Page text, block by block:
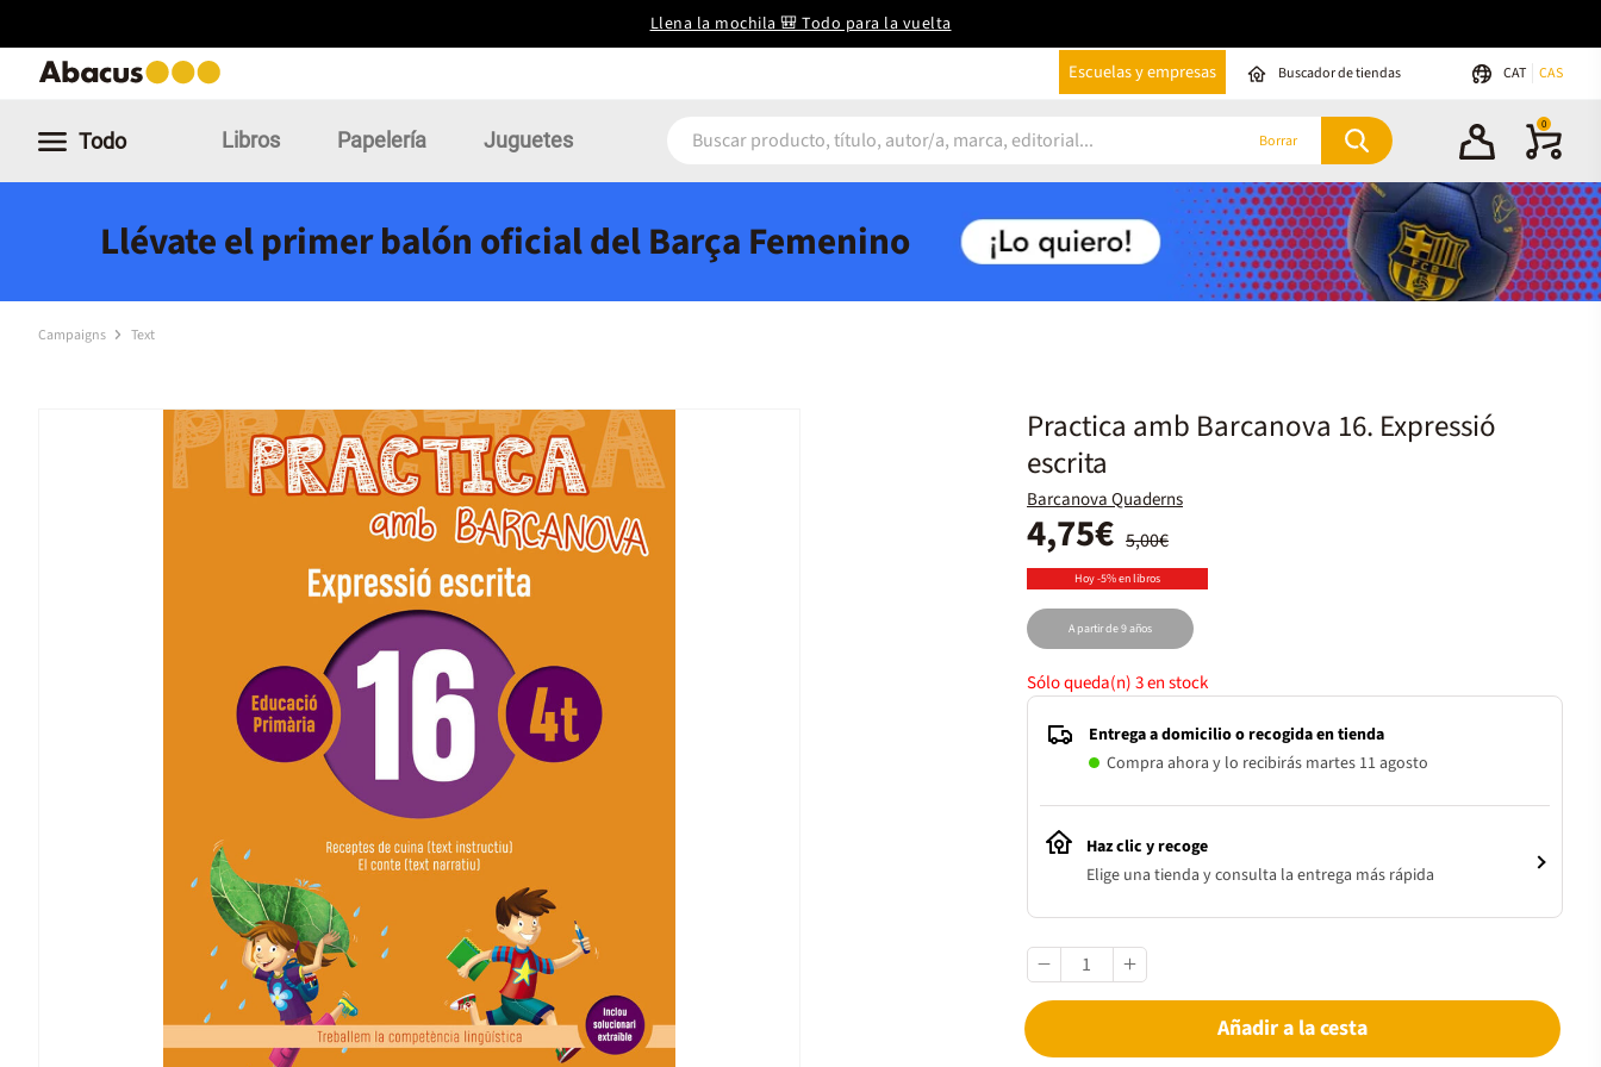
Llena la mochila 🎒 Todo para la vuelta
Escuelas y empresas Buscador de tiendas CAT CAS
Todo Libros Papelería Juguetes Borrar
0
Llévate el primer balón oficial del Barça Femenino
Campaigns Text
Practica amb Barcanova 16. Expressió
escrita
Barcanova Quaderns
5,00€
4,75€
Hoy -5% en libros
A partir de 9 años
Sólo queda(n)3en stock
Entrega a domicilio o recogida en tienda
Compra ahora y lo recibirás martes 11 agosto
Haz clic y recoge
Elige una tienda y consulta la entrega más rápida
Añadir a la cesta